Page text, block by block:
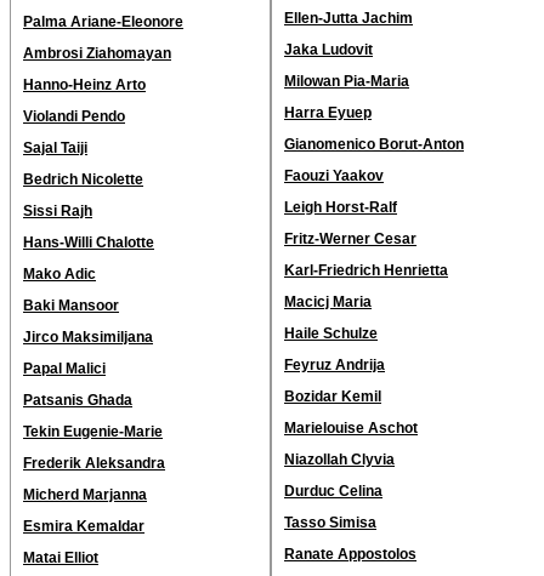
Palma Ariane-Eleonore
Ambrosi Ziahomayan
Hanno-Heinz Arto
Violandi Pendo
Sajal Taiji
Bedrich Nicolette
Sissi Rajh
Hans-Willi Chalotte
Mako Adic
Baki Mansoor
Jirco Maksimiljana
Papal Malici
Patsanis Ghada
Tekin Eugenie-Marie
Frederik Aleksandra
Micherd Marjanna
Esmira Kemaldar
Matai Elliot
Ellen-Jutta Jachim
Jaka Ludovit
Milowan Pia-Maria
Harra Eyuep
Gianomenico Borut-Anton
Faouzi Yaakov
Leigh Horst-Ralf
Fritz-Werner Cesar
Karl-Friedrich Henrietta
Macicj Maria
Haile Schulze
Feyruz Andrija
Bozidar Kemil
Marielouise Aschot
Niazollah Clyvia
Durduc Celina
Tasso Simisa
Ranate Appostolos